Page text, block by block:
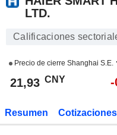
LTD.
Calificaciones
Precio de cierre Shanghai S.E.
21,93 CNY -
Resumen Cotizaciones